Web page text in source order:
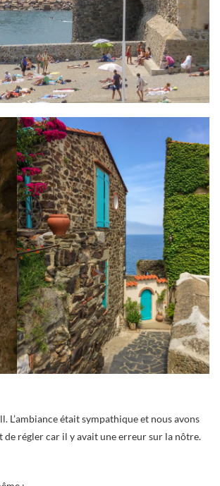
L’ambiance était sympathique et nous avons
régler car il y avait une erreur sur la nôtre.